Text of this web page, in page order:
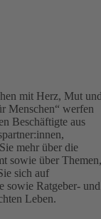
mit Herz, Mut
Menschen“ werfen
Beschäftigte aus
mehr über die
sowie über Themen,
sich auf
sowie Ratgeber- und
Leben.